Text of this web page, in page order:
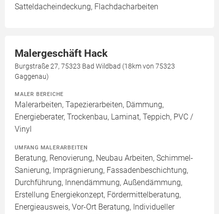
Satteldacheindeckung, Flachdacharbeiten
Malergeschäft Hack
Burgstraße 27, 75323 Bad Wildbad (18km von 75323
Gaggenau)
MALER BEREICHE
Malerarbeiten, Tapezierarbeiten, Dämmung,
Energieberater, Trockenbau, Laminat, Teppich, PVC /
Vinyl
UMFANG MALERARBEITEN
Beratung, Renovierung, Neubau Arbeiten, Schimmel-
Sanierung, Imprägnierung, Fassadenbeschichtung,
Durchführung, Innendämmung, Außendämmung,
Erstellung Energiekonzept, Fördermittelberatung,
Energieausweis, Vor-Ort Beratung, Individueller